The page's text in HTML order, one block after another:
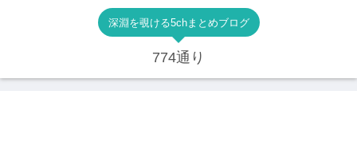
深淵を覗ける5chまとめブログ
774通り